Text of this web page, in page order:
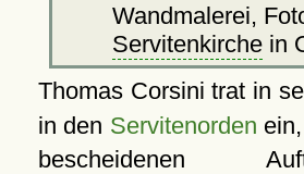
Wandmalerei,
Servitenkirchein
Thomas Corsini trat in
in den Servitenorden
bescheidenen